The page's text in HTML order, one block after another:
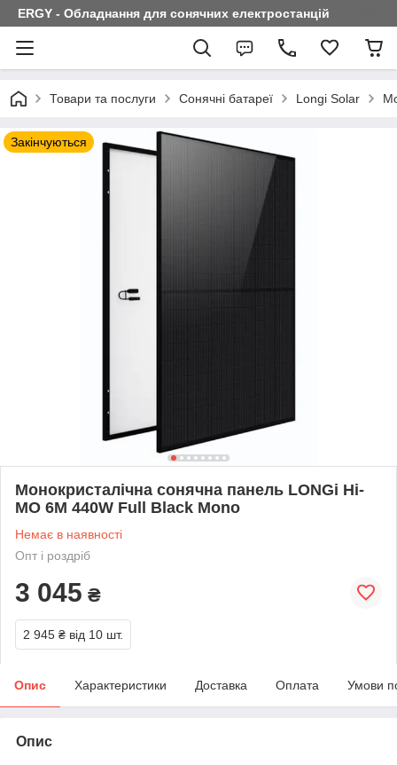
ERGY - Обладнання для сонячних електростанцій
Товари та послуги Сонячні батареї Longi Solar
Закінчуються
Монокристалічна сонячна панель LONGi Hi-
MO 6M 440W Full Black Mono
Немає в наявності
Опт і роздріб
3 045 ₴
2 945 ₴ від 10 шт.
Опис Характеристики Доставка Оплата Умови
Опис